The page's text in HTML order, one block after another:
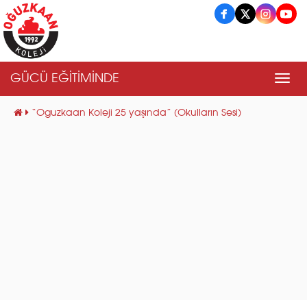
GÜCÜ EĞİTİMİNDE
“Oguzkaan Koleji 25 yaşında” (Okulların Sesi)